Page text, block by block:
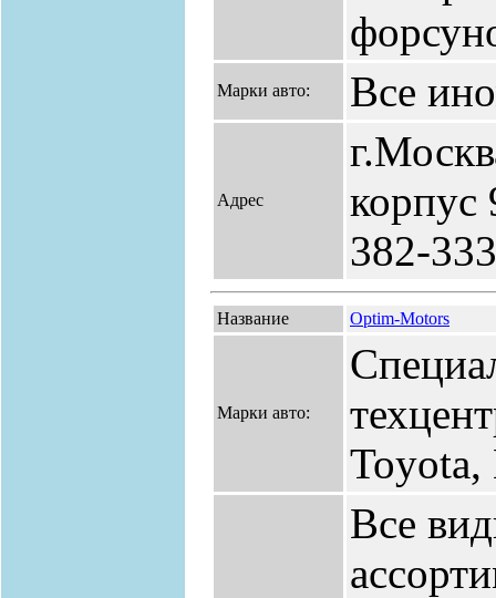
Марки авто: Все
Адрес
корпус
382-
Название Optim-Motors
Марки авто:
Все